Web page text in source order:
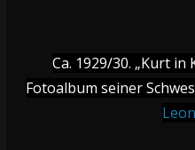
Ca. 1929/30. „Kurt in
Fotoalbum seiner